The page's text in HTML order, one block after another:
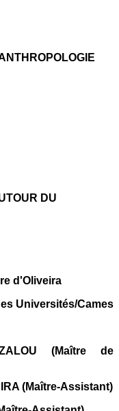
DU
d'Oliveira
Universités/Cames
(Maître de
(Maître-Assistant)